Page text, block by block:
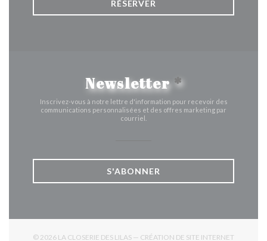
RÉSERVER
Newsletter*
Inscrivez-vous à notre lettre d'information pour recevoir des
communications personnalisées et des offres marketing par
courriel.
S'ABONNER
© 2026 LA CLOSERIE DES LILAS — CRÉATION DE SITE INTERNET